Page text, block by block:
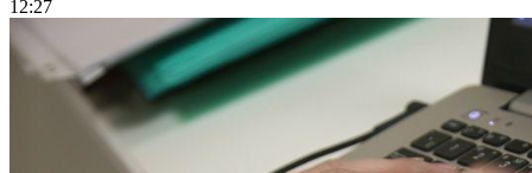
12:27